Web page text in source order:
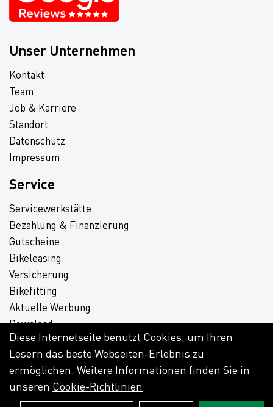
Unser Unternehmen
Kontakt
Team
Job & Karriere
Standort
Datenschutz
Impressum
Service
Servicewerkstätte
Bezahlung & Finanzierung
Gutscheine
Bikeleasing
Versicherung
Bikefitting
Aktuelle Werbung
Download
Diese Internetseite benutzt Cookies, um Ihren
Lesern das beste Webseiten-Erlebnis zu
ermöglichen. Weitere Informationen finden Sie in
unseren Cookie-Richtlinien.